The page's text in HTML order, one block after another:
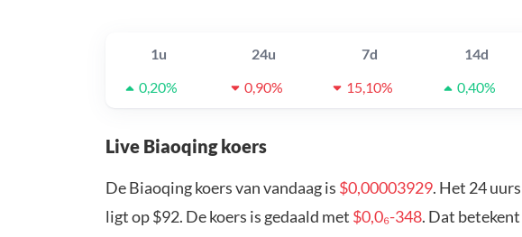
1u 24u 7d 14d
0,20%
0,90% 15,10% 0,40%
Live Biaoqing koers
De Biaoqing koers van vandaag is $0,00003929. Het 24
ligt op $92. De koers is gedaald met $0,0₆-348. Dat